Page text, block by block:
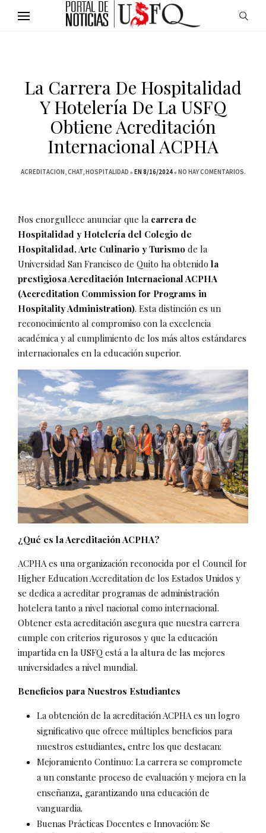
La Carrera De Hospitalidad
Y Hotelería De La USFQ
Obtiene Acreditación
Internacional ACPHA
ACREDITACION CHAT HOSPITALIDAD EN 8/16/2024 NO HAY COMENTARIOS.
Nos enorgullece anunciar que la carrera de
Hospitalidad y Hotelería del Colegio de
Hospitalidad, Arte Culinario y Turismo de la
Universidad San Francisco de Quito ha obtenido la
prestigiosa Acreditación Internacional ACPHA
(Accreditation Commission for Programs in
Hospitality Administration). Esta distinción es un
reconocimiento al compromiso con la excelencia
académica y al cumplimiento de los más altos estándares
internacionales en la educación superior.
¿Qué es la Acreditación ACPHA?
ACPHA es una organización reconocida por el Council for
Higher Education Accreditation de los Estados Unidos y
se dedica a acreditar programas de administración
hotelera tanto a nivel nacional como internacional.
Obtener esta acreditación asegura que nuestra carrera
cumple con criterios rigurosos y que la educación
impartida en la USFQ está a la altura de las mejores
universidades a nivel mundial.
Beneficios para Nuestros Estudiantes
La obtención de la acreditación ACPHA es un logro
significativo que ofrece múltiples beneficios para
nuestros estudiantes, entre los que destacan:
Mejoramiento Continuo: La carrera se compromete
a un constante proceso de evaluación y mejora en la
enseñanza, garantizando una educación de
vanguardia.
Buenas Prácticas Docentes e Innovación: Se